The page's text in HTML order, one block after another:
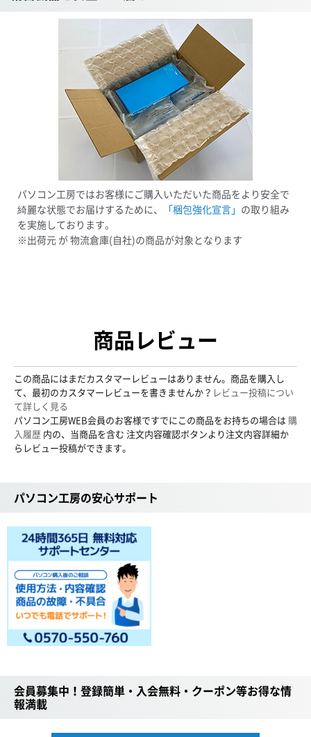
パソコン工房ではお客様にご購入いただいた商品をより安全で
綺麗な状態でお届けするために、
「梱包強化宣言」 の取り組み
を実施しております。
※出荷元 が 物流倉庫(自社)の商品が対象となります
商品レビュー
この商品にはまだカスタマーレビューはありません。商品を購入し
て、最初のカスタマーレビューを書きませんか？ レビュー投稿につい
て詳しく見る
パソコン工房WEB会員のお客様ですでにこの商品をお持ちの場合は 購
入履歴 内の、当商品を含む 注文内容確認ボタンより注文内容詳細か
らレビュー投稿ができます。
パソコン工房の安心サポート
会員募集中！登録簡単・入会無料・クーポン等お得な情
報満載